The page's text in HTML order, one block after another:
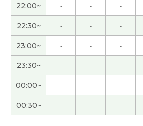
谢谢老师！今天的课程也很有趣。
练习听力。
谢谢您的课程。 我一定会尽全力
试。 下次见。 レッスンありがとう
5月の受験を目指して頑張ります。
くお願い致します。
22:00~ - - -
22:30~ - - -
23:00~ - - -
23:30~ - - -
00:00~ - - -
00:30~ - - -